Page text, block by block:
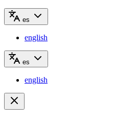
es
english
es
english